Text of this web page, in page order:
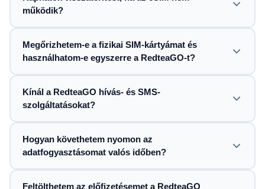
működik?
Megőrizhetem-e a fizikai SIM-kártyámat és
használhatom-e egyszerre a RedteaGO-t?
Kínál a RedteaGO hívás- és SMS-
szolgáltatásokat?
Hogyan követhetem nyomon az
adatfogyasztásomat valós időben?
Feltölthetem az előfizetésemet a RedteaGO